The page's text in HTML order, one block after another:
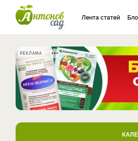
Лента статей
РЕКЛАМА